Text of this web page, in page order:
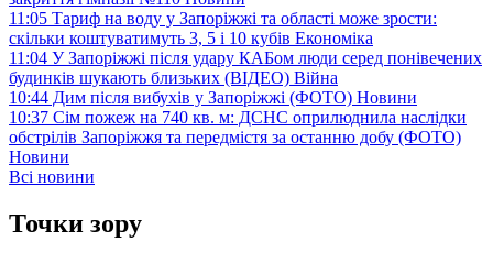
11:05 Тариф на воду у Запоріжжі та області може зрости:
скільки коштуватимуть 3, 5 і 10 кубів Економіка
11:04 У Запоріжжі після удару КАБом люди серед понівечених
будинків шукають близьких (ВІДЕО) Війна
10:44 Дим після вибухів у Запоріжжі (ФОТО) Новини
10:37 Сім пожеж на 740 кв. м: ДСНС оприлюднила наслідки
обстрілів Запоріжжя та передмістя за останню добу (ФОТО)
Новини
Всі новини
Точки зору